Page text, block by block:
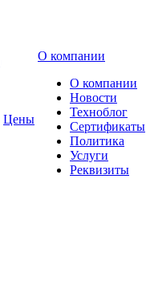
Цены
О компании
О компании
Новости
Техноблог
Сертификаты
Политика
Услуги
Реквизиты